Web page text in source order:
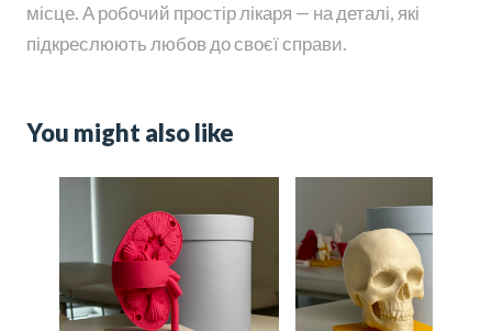
місце. А робочий простір лікаря — на деталі, які
підкреслюють любов до своєї справи.
You might also like